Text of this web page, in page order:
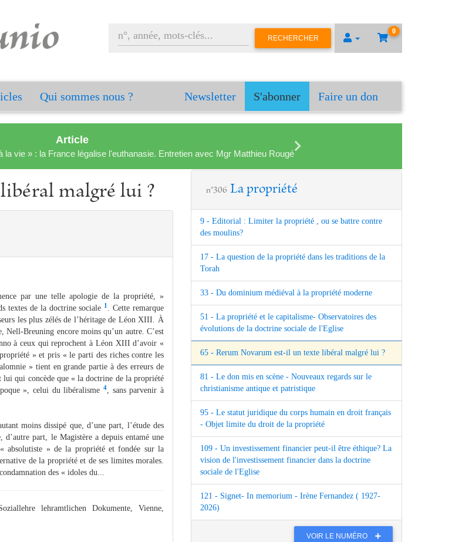
0
RECHERCHER
Qui sommes nous ? Newsletter S'abonner Faire un don
Article
vie » : la France légalise l'euthanasie. Entretien avec Mgr Matthieu Rougé
malgré lui ?
par une telle apologie de la propriété, »
textes de la doctrine sociale 1 . Cette remarque
les plus zélés de l’héritage de Léon XIII. À
Breuning encore moins qu’un autre. C’est
à ceux qui reprochent à Léon XIII d’avoir «
» et pris « le parti des riches contre les
» tient en grande partie à des erreurs de
qui concède que « la doctrine de la propriété
», celui du libéralisme 4, sans parvenir à
moins dissipé que, d’une part, l’étude des
part, le Magistère a depuis entamé une
absolutiste » de la propriété et fondée sur la
de la propriété et de ses limites morales.
des « idoles du...
lehramtlichen Dokumente, Vienne,
n°306 La propriété
9 - Editorial : Limiter la propriété , ou se battre contre
des moulins?
17 - La question de la propriété dans les traditions de la
Torah
33 - Du dominium médiéval à la propriété moderne
51 - La propriété et le capitalisme- Observatoires des
évolutions de la doctrine sociale de l'Eglise
65 - Rerum Novarum est-il un texte libéral malgré lui ?
81 - Le don mis en scène - Nouveaux regards sur le
christianisme antique et patristique
95 - Le statut juridique du corps humain en droit français
- Objet limite du droit de la propriété
109 - Un investissement financier peut-il être éthique? La
vision de l'investissement financier dans la doctrine
sociale de l'Eglise
121 - Signet- In memorium - Irène Fernandez ( 1927-
2026)
VOIR LE NUMÉRO